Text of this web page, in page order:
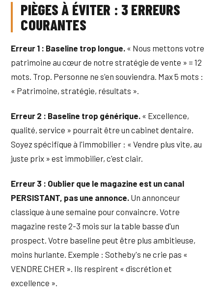
PIÈGES À ÉVITER : 3 ERREURS
COURANTES
Erreur 1 : Baseline trop longue. « Nous mettons votre
patrimoine au cœur de notre stratégie de vente » = 12
mots. Trop. Personne ne s'en souviendra. Max 5 mots :
« Patrimoine, stratégie, résultats ».
Erreur 2 : Baseline trop générique. « Excellence,
qualité, service » pourrait être un cabinet dentaire.
Soyez spécifique à l'immobilier : « Vendre plus vite, au
juste prix » est immobilier, c'est clair.
Erreur 3 : Oublier que le magazine est un canal
PERSISTANT, pas une annonce. Un annonceur
classique à une semaine pour convaincre. Votre
magazine reste 2-3 mois sur la table basse d'un
prospect. Votre baseline peut être plus ambitieuse,
moins hurlante. Exemple : Sotheby's ne crie pas «
VENDRE CHER ». Ils respirent « discrétion et
excellence ».